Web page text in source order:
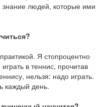
знание людей, которые ими
Я стопроцентно
в теннис, прочитав
нельзя: надо играть.
каждый день.